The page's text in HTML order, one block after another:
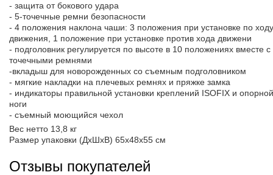
- защита от бокового удара
- 5-точечные ремни безопасности
- 4 положения наклона чаши: 3 положения при установке по ходу
движения, 1 положение при установке против хода движени
- подголовник регулируется по высоте в 10 положениях вместе с
точечными ремнями
-вкладыш для новорожденных со съемным подголовником
- мягкие накладки на плечевых ремнях и пряжке замка
- индикаторы правильной установки креплений ISOFIX и опорной
ноги
- съемный моющийся чехол
Вес нетто 13,8 кг
Размер упаковки (ДхШхВ) 65x48x55 см
Отзывы покупателей